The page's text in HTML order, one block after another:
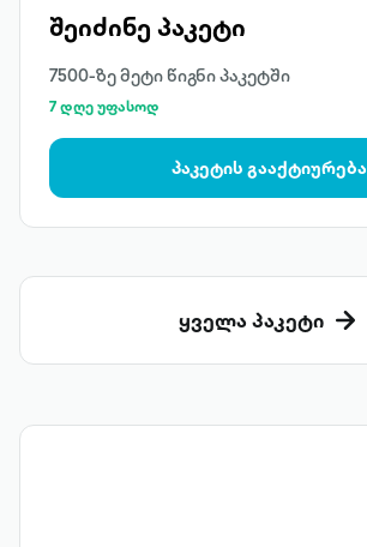
შეიძინე პაკეტი
7500-ზე მეტი წიგნი პაკეტში
7 დღე უფასოდ
პაკეტის გააქტიურება
ყველა პაკეტი